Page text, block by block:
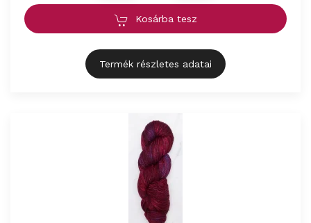
Kosárba tesz
Termék részletes adatai